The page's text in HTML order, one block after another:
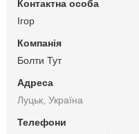
Ігор
Болти Тут
Луцьк, Україна